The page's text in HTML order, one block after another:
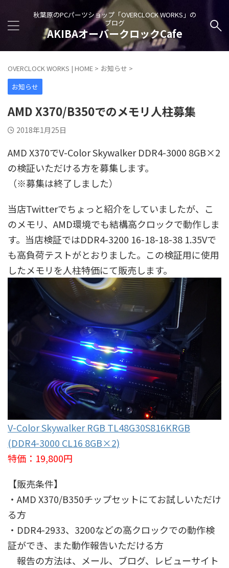
秋葉原のPCパーツショップ「OVERCLOCK WORKS」の
ブログ
AKIBAオーバークロックCafe
OVERCLOCK WORKS | HOME > お知らせ >
お知らせ
AMD X370/B350でのメモリ人柱募集
2018年1月25日
AMD X370でV-Color Skywalker DDR4-3000 8GB×2
の検証いただける方を募集します。
（※募集は終了しました）
当店Twitterでちょっと紹介をしていましたが、こ
のメモリ、AMD環境でも結構高クロックで動作しま
す。当店検証ではDDR4-3200 16-18-18-38 1.35Vで
も高負荷テストがとおりました。この検証用に使用
したメモリを人柱特価にて販売します。
V-Color Skywalker RGB TL48G30S816KRGB
(DDR4-3000 CL16 8GB×2)
特価：19,800円
【販売条件】
・AMD X370/B350チップセットにてお試しいただけ
る方
・DDR4-2933、3200などの高クロックでの動作検
証ができ、また動作報告いただける方
報告の方法は、メール、ブログ、レビューサイト